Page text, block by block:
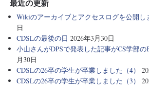
最近の更新
Wikiのアーカイブとアクセスログを公開し
日
CDSLの最後の日 2026年3月30日
小山さんがDPSで発表した記事がCS学部の
月30日
CDSLの26卒の学生が卒業しました（4）
CDSLの26卒の学生が卒業しました（3）